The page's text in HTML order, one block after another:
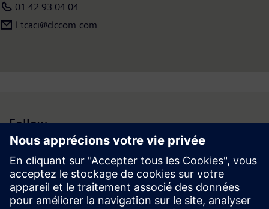
01 42 93 04 04
l.tcaci@clccom.com
Follow
Espace médias | Entreprise | Siemens